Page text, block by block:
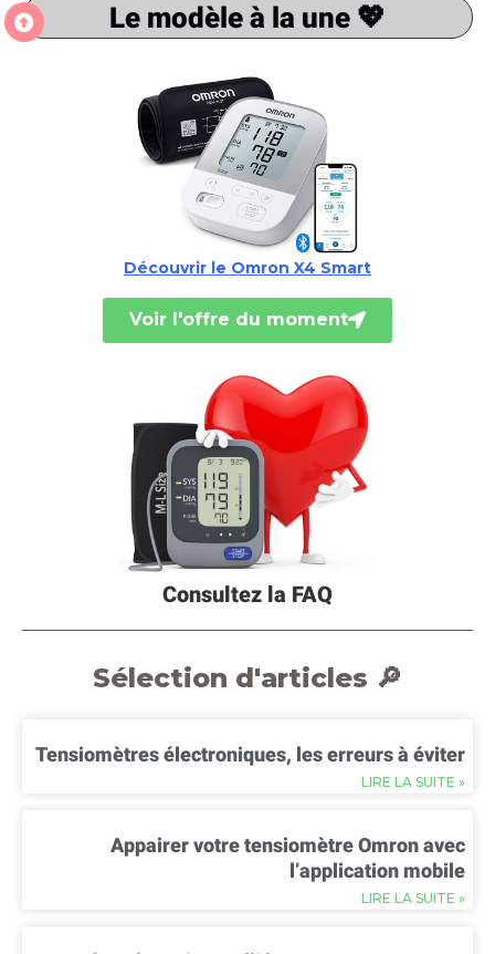
Le modèle à la une 💖
Découvrir le Omron X4 Smart
Voir l'offre du moment
Consultez la FAQ
Sélection d'articles 🔎
Tensiomètres électroniques, les erreurs à éviter
LIRE LA SUITE »
Appairer votre tensiomètre Omron avec
l’application mobile
LIRE LA SUITE »